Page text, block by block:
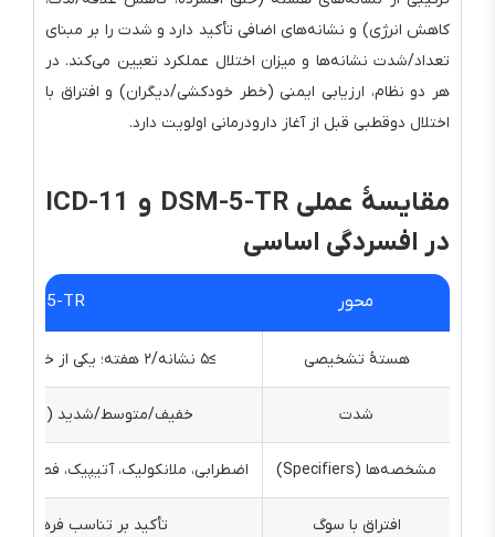
کاهش انرژی) و نشانه‌های اضافی تأکید دارد و شدت را بر مبنای
تعداد/شدت نشانه‌ها و میزان اختلال عملکرد تعیین می‌کند. در
هر دو نظام، ارزیابی ایمنی (خطر خودکشی/دیگران) و افتراق با
اختلال دوقطبی قبل از آغاز دارودرمانی اولویت دارد.
مقایسهٔ عملی DSM-5-TR و ICD-11
در افسردگی اساسی
محور DSM-5-TR
هستهٔ تشخیصی ≥۵ نشانه/۲ هفته؛ یکی از خلق افسرده یا بی‌لذتی الزامی
شدت خفیف/متوسط/شدید (با/
مشخصه‌ها (Specifiers) اضطرابی، ملانکولیک، آتیپیک، فصلی،
افتراق با سوگ تأکید بر تناسب فرهنگی/